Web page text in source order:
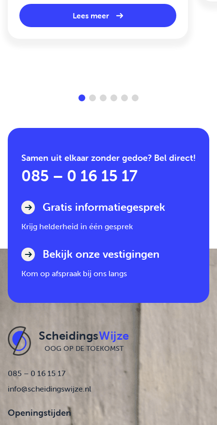
Lees meer
Samen uit elkaar zonder gedoe? Bel direct!
085 – 0 16 15 17
Gratis informatiegesprek
Krijg helderheid in één gesprek
Bekijk onze vestigingen
Kom op afspraak bij ons langs
ScheidingsWijze
OOG OP DE TOEKOMST
085 – 0 16 15 17
info@scheidingswijze.nl
Openingstijden